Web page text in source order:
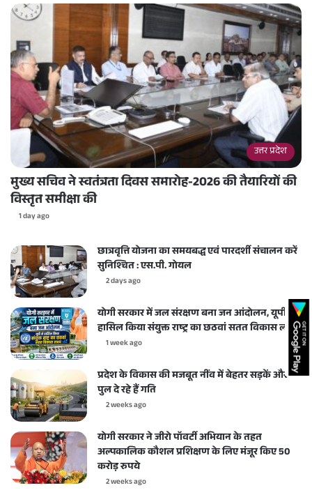
उत्तर प्रदेश
मुख्य सचिव ने स्वतंत्रता दिवस समारोह-2026 की तैयारियों की
विस्तृत समीक्षा की
1 day ago
छात्रवृत्ति योजना का समयबद्ध एवं पारदर्शी संचालन करें
सुनिश्चित : एस.पी. गोयल
2 days ago
योगी सरकार में जल संरक्षण बना जन आंदोलन, यूपी ने
हासिल किया संयुक्त राष्ट्र का छठवां सतत विकास लक्ष्य
1 week ago
प्रदेश के विकास की मजबूत नींव में बेहतर सड़कें और
पुल दे रहे हैं गति
2 weeks ago
योगी सरकार ने जीरो पॉवर्टी अभियान के तहत
अल्पकालिक कौशल प्रशिक्षण के लिए मंजूर किए 50
करोड़ रुपये
2 weeks ago